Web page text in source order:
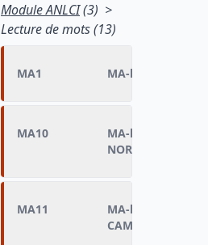
Module ANLCI(3) >
Lecture de mots (13)
MA1 MA-lecture de
MA10
MA-lecture de
NORD)
MA11
MA-lecture de
CAMARADE)